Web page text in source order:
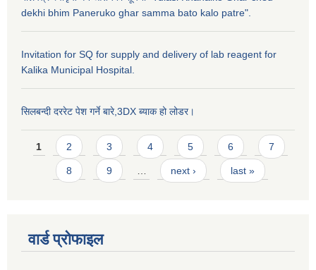
dekhi bhim Paneruko ghar samma bato kalo patre".
Invitation for SQ for supply and delivery of lab reagent for
Kalika Municipal Hospital.
सिलबन्दी दररेट पेश गर्ने बारे,3DX ब्याक हो लोडर।
Pages
1 2 3 4 5 6 7
8 9 next › last »
वार्ड प्राेफाइल